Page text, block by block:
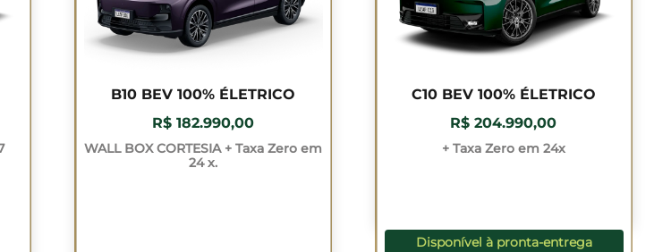
B10 BEV 100% ÉLETRICO
R$ 182.990,00
WALL BOX CORTESIA + Taxa Zero em
24 x.
C10 BEV 100% ÉLETRICO
R$ 204.990,00
+ Taxa Zero em 24x
Disponível à pronta-entrega